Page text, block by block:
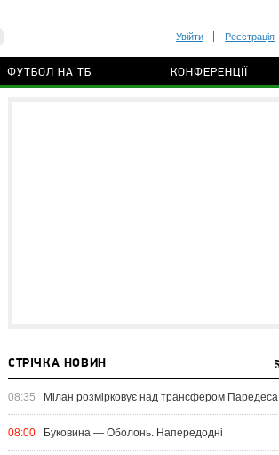
Увійти Реєстрація
ФУТБОЛ НА ТБ КОНФЕРЕНЦІЇ
СТРІЧКА НОВИН
08:35 Мілан розмірковує над трансфером Паредеса
08:00 Буковина — Оболонь. Напередодні